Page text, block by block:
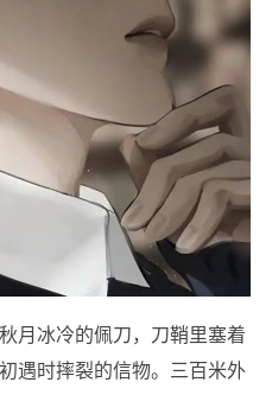
月冰冷的佩刀，刀鞘里塞着
遇时摔裂的信物。三百米外